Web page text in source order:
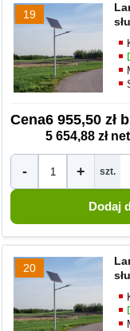
19
Cena6 955,50 zł
5 654,88 zł
- + szt.
20